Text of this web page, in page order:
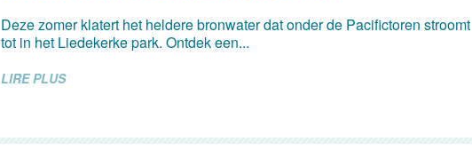
Deze zomer klatert het heldere bronwater dat onder de Pacifictoren stroomt
tot in het Liedekerke park. Ontdek een...
LIRE PLUS